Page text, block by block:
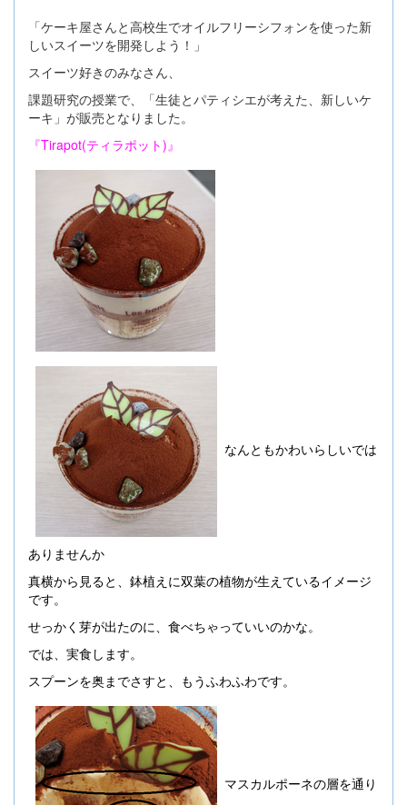
「ケーキ屋さんと高校生でオイルフリーシフォンを使った新
しいスイーツを開発しよう！」
スイーツ好きのみなさん、
課題研究の授業で、「生徒とパティシエが考えた、新しいケ
ーキ」が販売となりました。
『Tirapot(ティラポット)』
なんともかわいらしいでは
ありませんか
真横から見ると、鉢植えに双葉の植物が生えているイメージ
です。
せっかく芽が出たのに、食べちゃっていいのかな。
では、実食します。
スプーンを奥までさすと、もうふわふわです。
マスカルポーネの層を通り